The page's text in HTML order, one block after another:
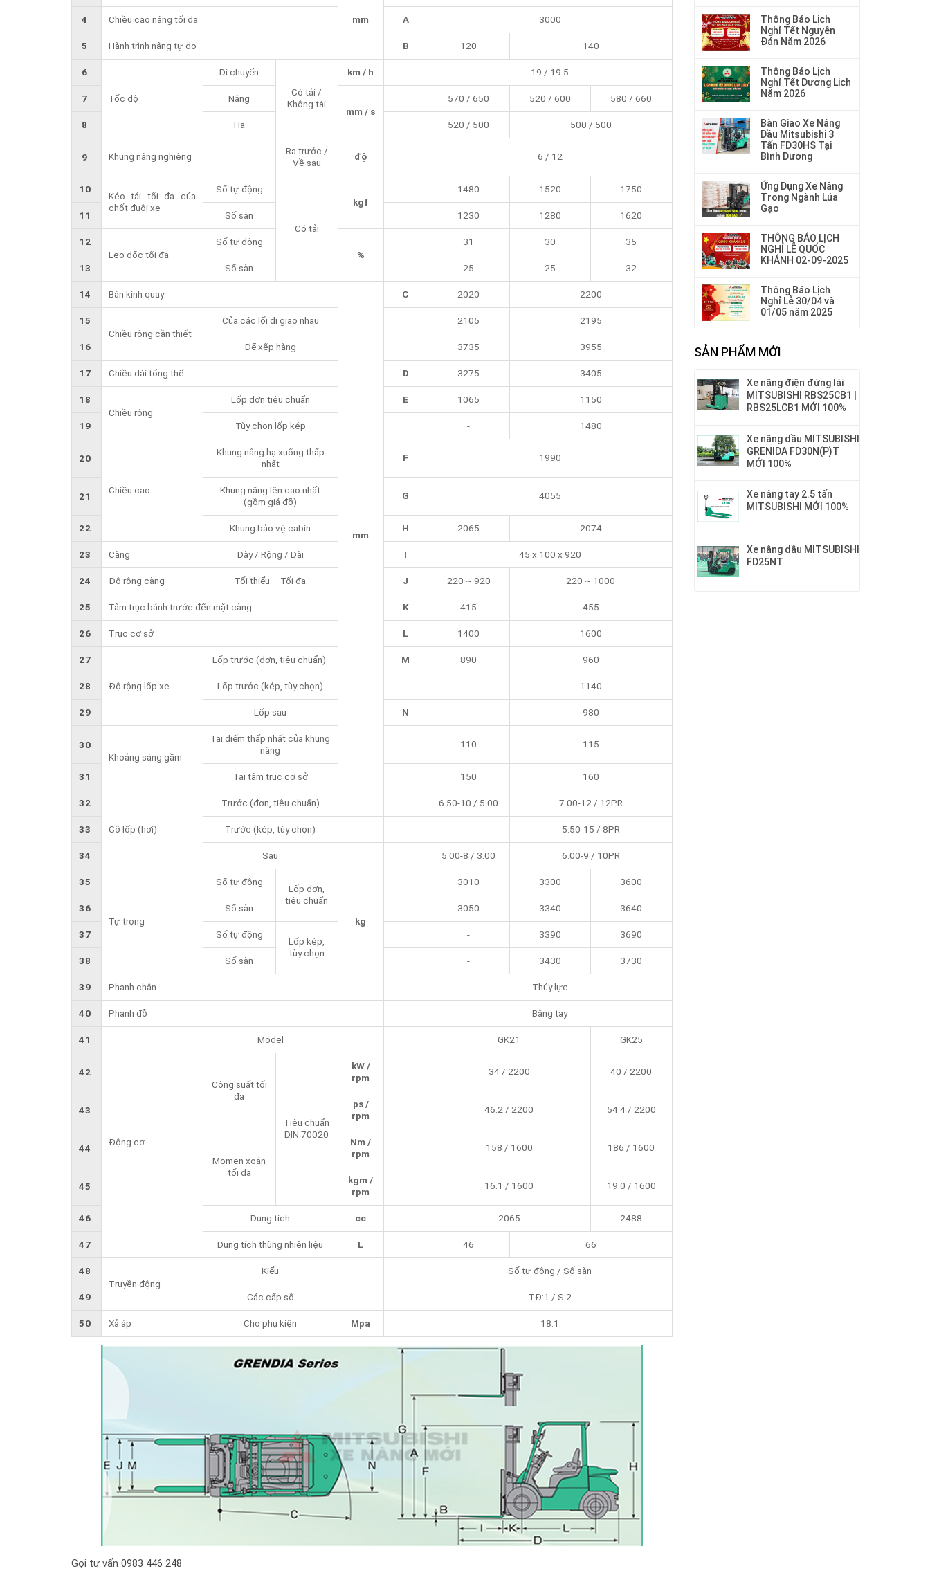
Thông Báo Lịch
Nghỉ Tết Nguyên
Đán Năm 2026
Thông Báo Lịch
Nghỉ Tết Dương Lịch
Năm 2026
Bàn Giao Xe Nâng
Dầu Mitsubishi 3
Tấn FD30HS Tại
Bình Dương
Ứng Dụng Xe Nâng
Trong Ngành Lúa
Gạo
THÔNG BÁO LỊCH
NGHỈ LỄ QUỐC
KHÁNH 02-09-2025
Thông Báo Lịch
Nghỉ Lễ 30/04 và
01/05 năm 2025
SẢN PHẨM MỚI
Xe nâng điện đứng lái
MITSUBISHI RBS25CB1 |
RBS25LCB1 MỚI 100%
Xe nâng dầu MITSUBISHI
GRENIDA FD30N(P)T
MỚI 100%
Xe nâng tay 2.5 tấn
MITSUBISHI MỚI 100%
Xe nâng dầu MITSUBISHI
FD25NT
mm
4 Chiều cao nâng tối đa A 3000
5 Hành trình nâng tự do B 120 140
6
Tốc độ
Di chuyển
Có tải /
Không tải
km / h 19 / 19.5
7
Nâng
mm / s
570 / 650 520 / 600 580 / 660
8 Hạ 520 / 500 500 / 500
9 Khung nâng nghiêng
Ra trước /
Về sau
độ 6 / 12
10
Kéo tải tối đa của
chốt đuôi xe
Số tự động
Có tải
kgf
1480 1520 1750
11 Số sàn 1230 1280 1620
12
Leo dốc tối đa
Số tự động
%
31 30 35
13 Số sàn 25 25 32
14 Bán kính quay
mm
C 2020 2200
15
Chiều rộng cần thiết
Của các lối đi giao nhau 2105 2195
16 Để xếp hàng 3735 3955
17 Chiều dài tổng thể D 3275 3405
18
Chiều rộng
Lốp đơn tiêu chuẩn E 1065 1150
19 Tùy chọn lốp kép - 1480
20
Chiều cao
Khung nâng hạ xuống thấp
nhất
F 1990
21
Khung nâng lên cao nhất
(gồm giá đỡ)
G 4055
22 Khung bảo vệ cabin H 2065 2074
23 Càng Dày / Rộng / Dài I 45 x 100 x 920
24 Độ rộng càng Tối thiểu – Tối đa J 220 ~ 920 220 ~ 1000
25 Tâm trục bánh trước đến mặt càng K 415 455
26 Trục cơ sở L 1400 1600
27
Độ rộng lốp xe
Lốp trước (đơn, tiêu chuẩn) M 890 960
28 Lốp trước (kép, tùy chọn) - 1140
29 Lốp sau N - 980
30
Khoảng sáng gầm
Tại điểm thấp nhất của khung
nâng
110 115
31 Tại tâm trục cơ sở 150 160
32
Cỡ lốp (hơi)
Trước (đơn, tiêu chuẩn) 6.50-10 / 5.00 7.00-12 / 12PR
33 Trước (kép, tùy chọn) - 5.50-15 / 8PR
34 Sau 5.00-8 / 3.00 6.00-9 / 10PR
35
Tự trọng
Số tự động
Lốp đơn,
tiêu chuẩn
kg
3010 3300 3600
36 Số sàn 3050 3340 3640
37 Số tự động
Lốp kép,
tùy chọn
- 3390 3690
38 Số sàn - 3430 3730
39 Phanh chân Thủy lực
40 Phanh đỗ Bằng tay
41
Động cơ
Model GK21 GK25
42
Công suất tối
đa
Tiêu chuẩn
DIN 70020
kW /
rpm
34 / 2200 40 / 2200
43
ps /
rpm
46.2 / 2200 54.4 / 2200
44
Momen xoắn
tối đa
Nm /
rpm
158 / 1600 186 / 1600
45
kgm /
rpm
16.1 / 1600 19.0 / 1600
46 Dung tích cc 2065 2488
47 Dung tích thùng nhiên liệu L 46 66
48
Truyền động
Kiểu Số tự động / Số sàn
49 Các cấp số TĐ:1 / S:2
50 Xả áp Cho phụ kiện Mpa 18.1
Gọi tư vấn 0983 446 248